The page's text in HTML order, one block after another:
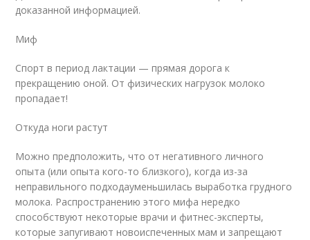
доказанной информацией.
Миф
Спорт в период лактации — прямая дорога к
прекращению оной. От физических нагрузок молоко
пропадает!
Откуда ноги растут
Можно предположить, что от негативного личного
опыта (или опыта кого-то близкого), когда из-за
неправильного подходауменьшилась выработка грудного
молока. Распространению этого мифа нередко
способствуют некоторые врачи и фитнес-эксперты,
которые запугивают новоиспеченных мам и запрещают